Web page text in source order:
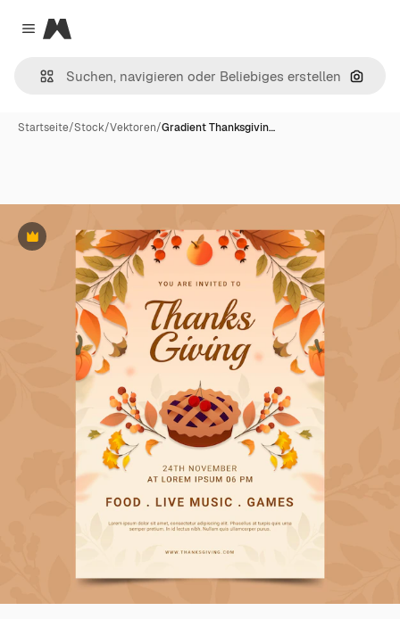
Close menu
Magnific
Nach
Startseite/Stock/Vektoren/Gradient Thanksgivin…
Premium